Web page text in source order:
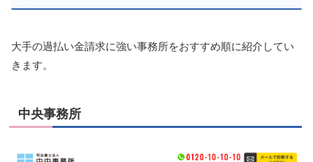
大手の過払い金請求に強い事務所をおすすめ順に紹介してい
きます。
中央事務所